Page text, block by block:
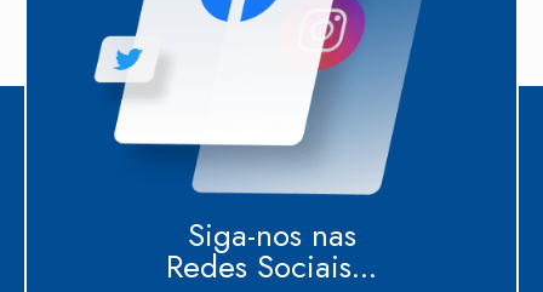
Siga-nos nas
Redes Sociais...